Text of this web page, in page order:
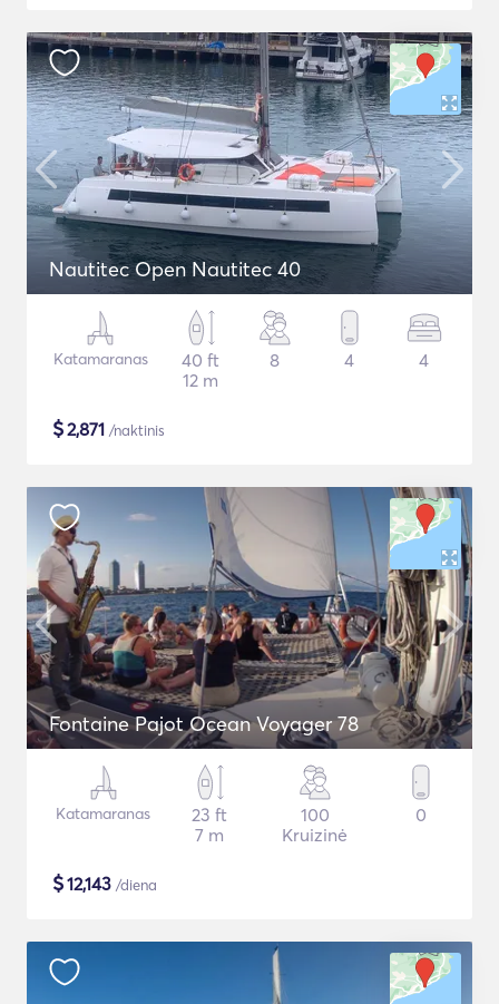
Nautitec Open Nautitec 40
Katamaranas
40 ft
12 m
8 4 4
$2,871 /naktinis
Fontaine Pajot Ocean Voyager 78
Katamaranas
23 ft
7 m
100
Kruizinė
0
$12,143 /diena